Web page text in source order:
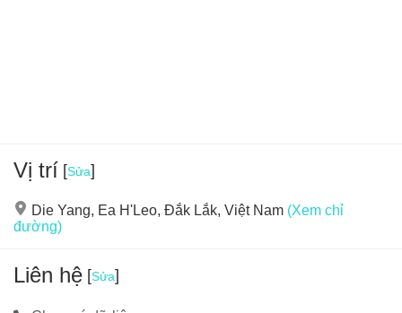
Vị trí [Sửa]
Die Yang, Ea H'Leo, Đắk Lắk, Việt Nam (Xem chỉ
đường)
Liên hệ [Sửa]